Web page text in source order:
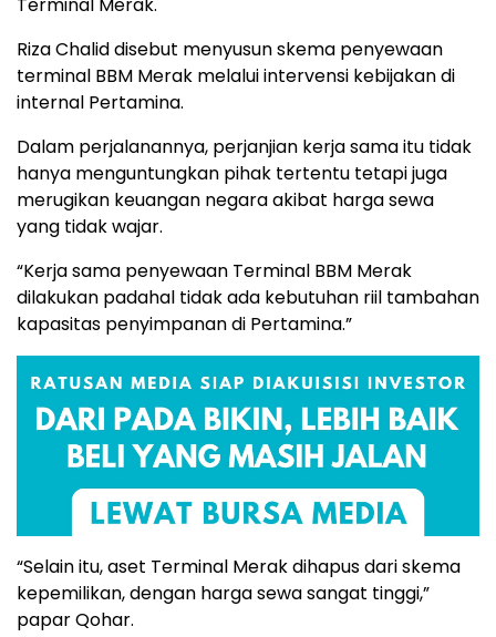
Riza Chalid disebut menyusun skema penyewaan
terminal BBM Merak melalui intervensi kebijakan di
internal Pertamina.
Dalam perjalanannya, perjanjian kerja sama itu tidak
hanya menguntungkan pihak tertentu tetapi juga
merugikan keuangan negara akibat harga sewa
yang tidak wajar.
“Kerja sama penyewaan Terminal BBM Merak
dilakukan padahal tidak ada kebutuhan riil tambahan
kapasitas penyimpanan di Pertamina.”
“Selain itu, aset Terminal Merak dihapus dari skema
kepemilikan, dengan harga sewa sangat tinggi,”
papar Qohar.